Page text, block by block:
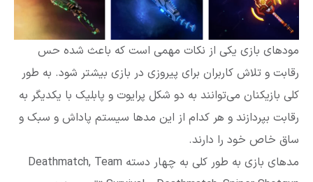
مود‌های بازی یکی از نکات مهمی است که باعث شده حس
رقابت و تلاش کاربران برای پیروزی در بازی بیشتر شود. به طور
کلی بازیکنان می‌توانند به دو شکل پرایوت و پابلیک با یکدیگر به
رقابت بپردازند و هر کدام از این مدها سیستم پاداش و سبک و
ساق خاص خود را دارند.
مدهای بازی به طور کلی به چهار دسته Deathmatch, Team